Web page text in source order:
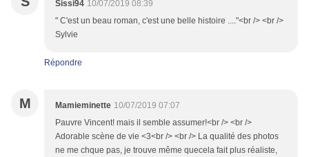
Sissi94 10/07/2019 08:39
" C'est un beau roman, c'est une belle histoire ...."<br /> <br />
Sylvie
Répondre
M Mamieminette 10/07/2019 07:07
Pauvre Vincent! mais il semble assumer!<br /> <br />
Adorable scène de vie <3<br /> <br /> La qualité des photos
ne me chque pas, je trouve même quecela fait plus réaliste,